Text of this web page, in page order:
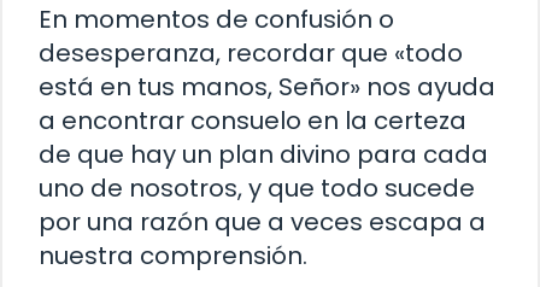
En momentos de confusión o
desesperanza, recordar que «todo
está en tus manos, Señor» nos ayuda
a encontrar consuelo en la certeza
de que hay un plan divino para cada
uno de nosotros, y que todo sucede
por una razón que a veces escapa a
nuestra comprensión.